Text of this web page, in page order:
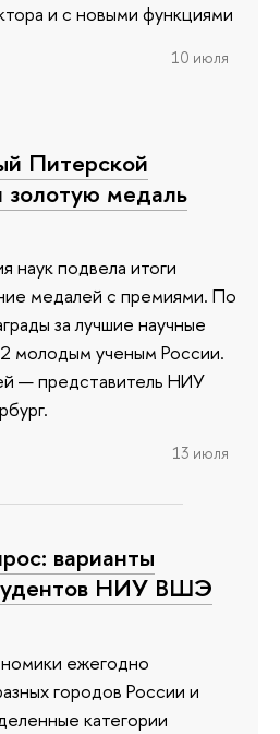
и с новыми функциями
10 июля
Питерской
медаль
наук подвела итоги
медалей с премиями. По
за лучшие научные
молодым ученым России.
— представитель НИУ
13 июля
варианты
НИУ ВШЭ
ежегодно
городов России и
категории